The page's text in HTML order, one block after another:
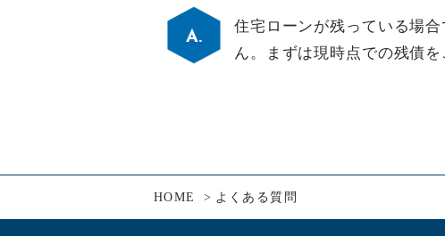
住宅ローンが残っている場
ん。まずは現時点での残債
HOME よくある質問